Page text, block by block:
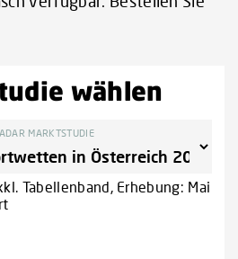
wählen
MARKTSTUDIE
Tabellenband, Erhebung: Mai